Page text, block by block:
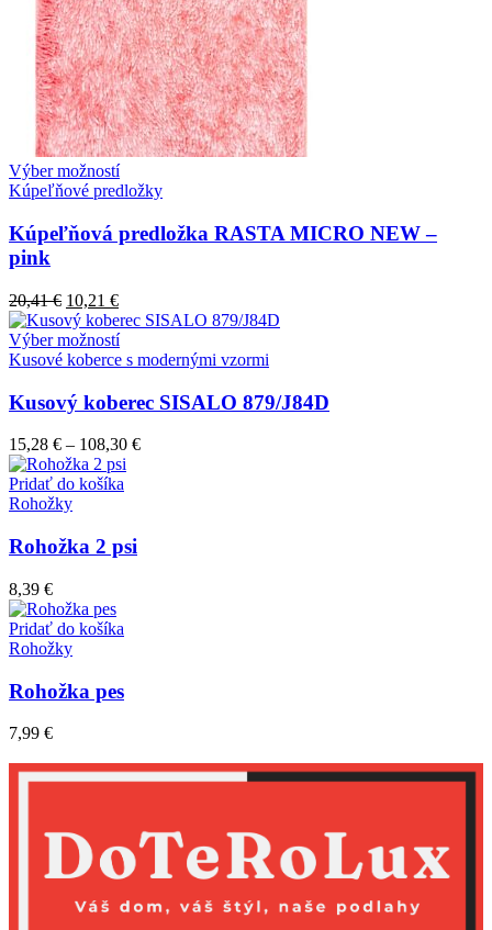
Výber možností
Kúpeľňové predložky
Kúpeľňová predložka RASTA MICRO NEW –
pink
20,41€ 10,21 €
Výber možností
Kusové koberce s modernými vzormi
Kusový koberec SISALO 879/J84D
15,28 € – 108,30 €
Pridať do košíka
Rohožky
Rohožka 2 psi
8,39 €
Pridať do košíka
Rohožky
Rohožka pes
7,99 €